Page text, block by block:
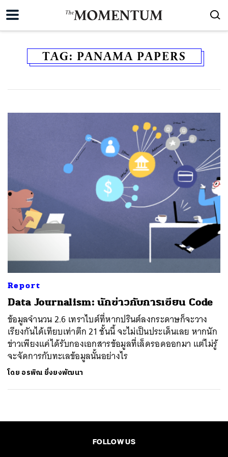
TAG: PANAMA PAPERS
Report
Data Journalism: นักข่าวกับการเขียน Code
ข้อมูลจำนวน 2.6 เทราไบต์ที่หากปรินต์ลงกระดาษก็จะวาง
เรียงกันได้เทียบเท่าตึก 21 ชั้นนี้ จะไม่เป็นประเด็นเลย หากนัก
ข่าวเพียงแค่ได้รับกองเอกสารข้อมูลที่เล็ดรอดออกมา แต่ไม่รู้
จะจัดการกับทะเลข้อมูลนั้นอย่างไร
โดย อรพิณ ยิ่งยงพัฒนา
FOLLOW US
SHARE TWEET LINE EMAIL